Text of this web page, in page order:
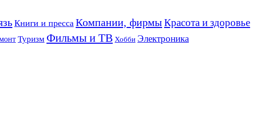
Книги и пресса Компании, фирмыКрасота и здоровье
Туризм Фильмы и ТВ Хобби Электроника